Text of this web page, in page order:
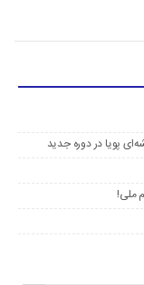
پویا در دوره جدید
ملی!